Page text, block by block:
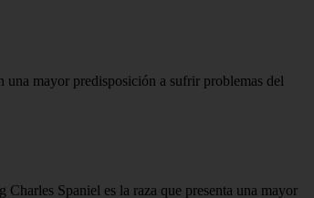
una mayor predisposición a sufrir problemas del
Spaniel es la raza que presenta una mayor